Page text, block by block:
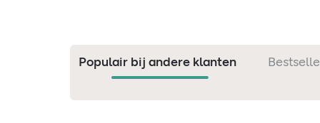
Populair bij andere klanten